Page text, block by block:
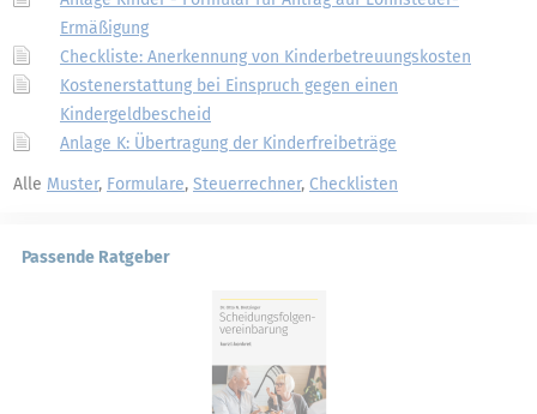
Ermäßigung
Checkliste: Anerkennung von Kinderbetreuungskosten
Kostenerstattung bei Einspruch gegen einen
Kindergeldbescheid
Anlage K: Übertragung der Kinderfreibeträge
Alle Muster, Formulare, Steuerrechner, Checklisten
Passende Ratgeber